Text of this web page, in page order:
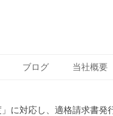
ブログ 当社概要
に対応し、適格請求書発